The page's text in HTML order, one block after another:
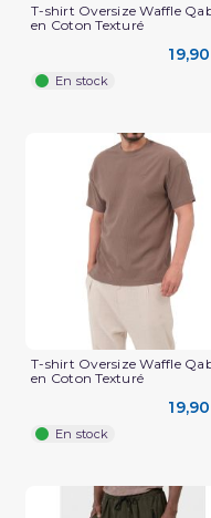
(3
T-shirt Oversize Waffle
en Coton Texturé
En stock
T-shirt Oversize Waffle
en Coton Texturé
En stock